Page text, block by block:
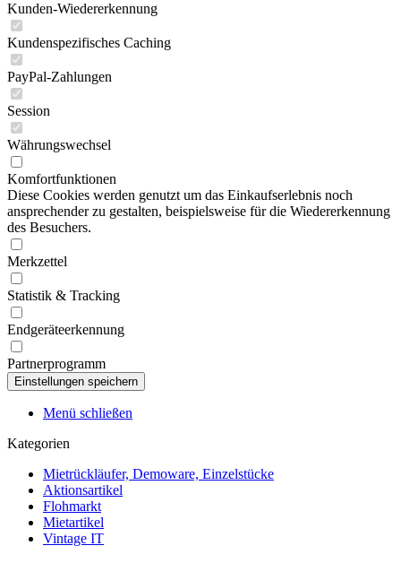
Kunden-Wiedererkennung
Kundenspezifisches Caching
PayPal-Zahlungen
Session
Währungswechsel
Komfortfunktionen
Diese Cookies werden genutzt um das Einkaufserlebnis noch
ansprechender zu gestalten, beispielsweise für die Wiedererkennung
des Besuchers.
Merkzettel
Statistik & Tracking
Endgeräteerkennung
Partnerprogramm
Menü schließen
Kategorien
Mietrückläufer, Demoware, Einzelstücke
Aktionsartikel
Flohmarkt
Mietartikel
Vintage IT